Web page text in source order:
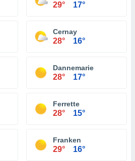
29° 17°
Cernay
28° 16°
Dannemarie
28° 17°
Ferrette
28° 15°
Franken
29° 16°